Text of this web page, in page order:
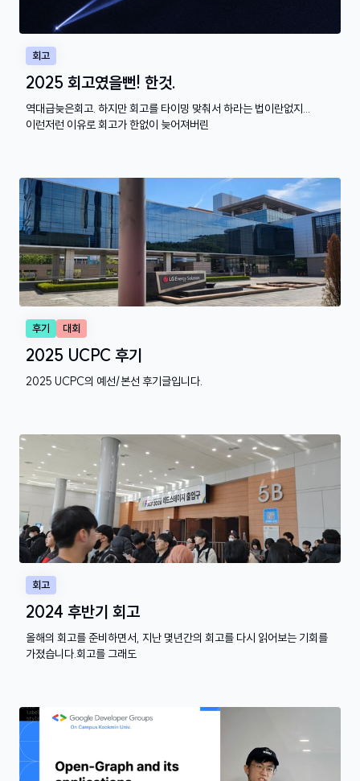
회고
2025 회고였을뻔! 한것.
역대급늦은회고. 하지만 회고를 타이밍 맞춰서 하라는 법이란없지...
이런저런 이유로 회고가 한없이 늦어져버린
후기 대회
2025 UCPC 후기
2025 UCPC의 예선/본선 후기글입니다.
회고
2024 후반기 회고
올해의 회고를 준비하면서, 지난 몇년간의 회고를 다시 읽어보는 기회를
가졌습니다.회고를 그래도